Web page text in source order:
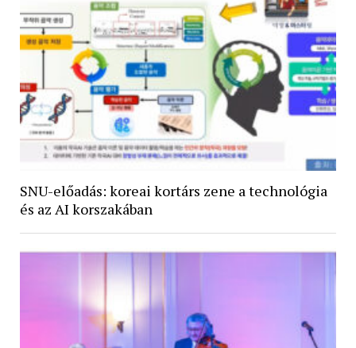
SNU-előadás: koreai kortárs zene a technológia
és az AI korszakában